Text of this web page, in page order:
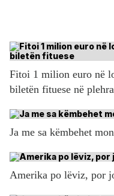
Fitoi 1 milion euro në
biletën fituese në
Ja me sa këmbehet
Amerika po lëviz, por